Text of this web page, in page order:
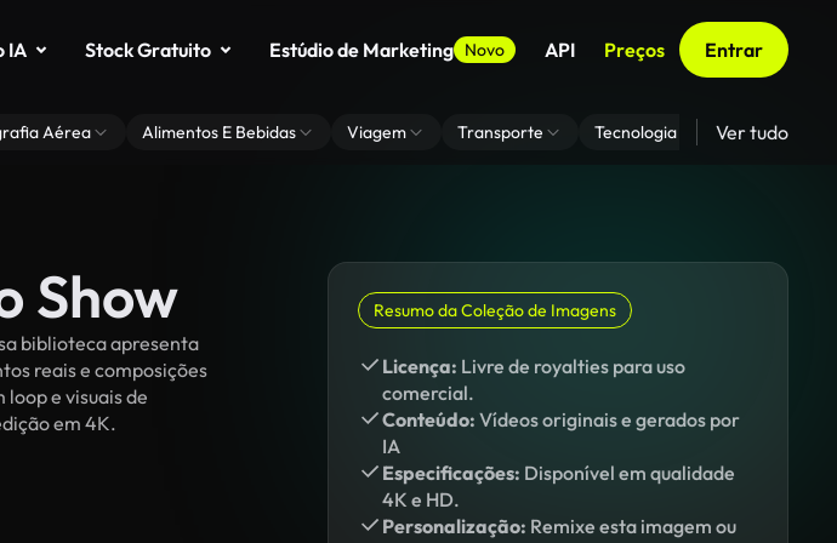
IA Stock Gratuito Estúdio de Marketing Novo API Preços Entrar
Aérea Alimentos E Bebidas Viagem Transporte Tecnologia Zoom De
Ver tudo
Show
biblioteca apresenta
reais e composições
e visuais de
em 4K.
Resumo da Coleção de Imagens
Licença: Livre de royalties para uso
comercial.
Conteúdo: Vídeos originais e gerados por
IA
Especificações: Disponível em qualidade
4K e HD.
Personalização: Remixe esta imagem ou